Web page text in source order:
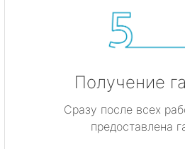
Получение
Сразу после всех
предоставлена